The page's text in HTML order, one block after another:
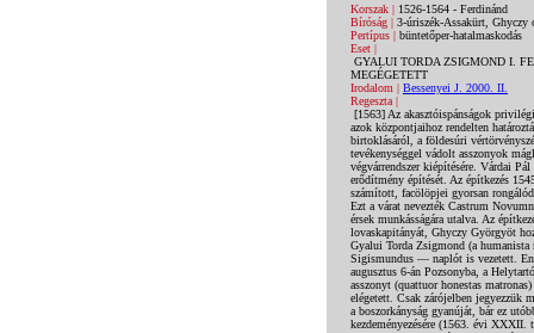
Korszak |1526-1564 - Ferdinánd
Bíróság |3-úriszék-Assakürt, Ghyczy
Pertípus |büntetőper-hatalmaskodás
Eset |
GYALUI TORDA ZSIGMOND I.
MEGÉGETETT
Irodalom | Bessenyei J. 2000. II.
Regeszta |
[1563] Az akasztóispánságok
azok központjaihoz rendelten
birtoklásáról, a földesúri
tevékenységgel vádolt asszonyok
végvárrendszer kiépítésére. Várdai
erődítmény építését. Az építkezés
számított, facölöpjei gyorsan
Ezt a várat nevezték Castrum
érsek munkásságára utalva. Az
lovaskapitányát, Ghyczy Györgyöt
Gyalui Torda Zsigmond (a
Sigismundus — naplót is vezetett.
augusztus 6-án Pozsonyba, a
asszonyt (quattuor honestas
elégetett. Csak zárójelben jegyezzük
a boszorkányság gyanúját, bár ez
kezdeményezésére (1563. évi XXXII.